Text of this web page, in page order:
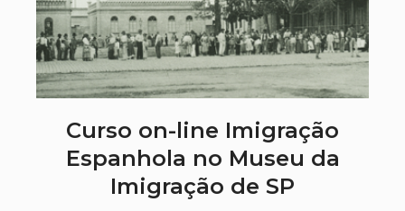
Curso on-line Imigração
Espanhola no Museu da
Imigração de SP